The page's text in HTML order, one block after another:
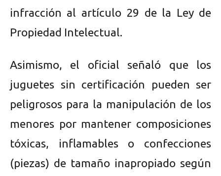
infracción al artículo 29 de la Ley de
Propiedad Intelectual.
Asimismo, el oficial señaló que los
juguetes sin certificación pueden ser
peligrosos para la manipulación de los
menores por mantener composiciones
tóxicas, inflamables o confecciones
(piezas) de tamaño inapropiado según